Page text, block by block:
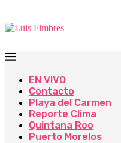
EN VIVO
Contacto
Playa del Carmen
Reporte Clima
Quintana Roo
Puerto Morelos